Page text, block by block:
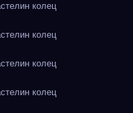
колец
колец
колец
колец